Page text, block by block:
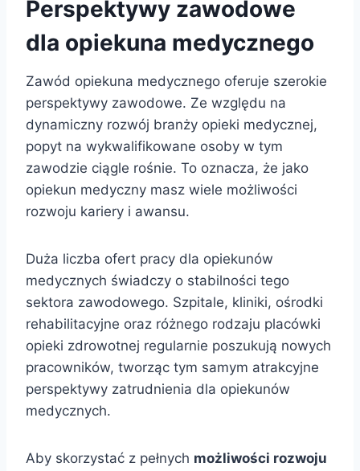
Perspektywy zawodowe
dla opiekuna medycznego
Zawód opiekuna medycznego oferuje szerokie
perspektywy zawodowe. Ze względu na
dynamiczny rozwój branży opieki medycznej,
popyt na wykwalifikowane osoby w tym
zawodzie ciągle rośnie. To oznacza, że jako
opiekun medyczny masz wiele możliwości
rozwoju kariery i awansu.
Duża liczba ofert pracy dla opiekunów
medycznych świadczy o stabilności tego
sektora zawodowego. Szpitale, kliniki, ośrodki
rehabilitacyjne oraz różnego rodzaju placówki
opieki zdrowotnej regularnie poszukują nowych
pracowników, tworząc tym samym atrakcyjne
perspektywy zatrudnienia dla opiekunów
medycznych.
Aby skorzystać z pełnych możliwości rozwoju